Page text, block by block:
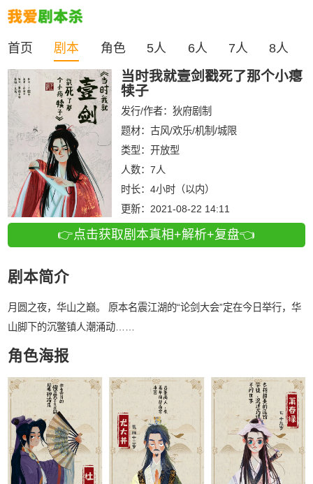
首页 剧本 角色 5人 6人 7人 8人
当时我就壹剑戳死了那个小瘪
犊子
发行/作者： 狄府剧制
题材：古风/欢乐/机制/城限
类型： 开放型
人数： 7人
时长： 4小时（以内）
更新： 2021-08-22 14:11
👉点击获取剧本真相+解析+复盘👈
剧本简介
月圆之夜，华山之巅。 原本名震江湖的“论剑大会”定在今日举行，华
山脚下的沉鳖镇人潮涌动……
角色海报